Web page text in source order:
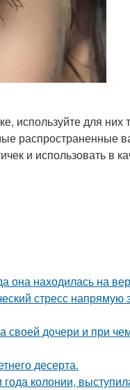
используйте для
распространенные
и использовать в
она находилась на
стресс напрямую
дочери и при
десерта.
колонии,